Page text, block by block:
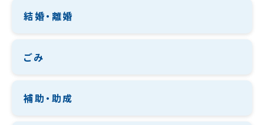
結婚・離婚
ごみ
補助・助成